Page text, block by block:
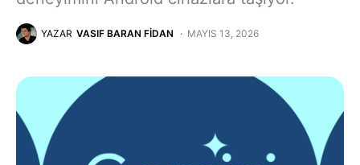
YAZAR VASIF BARAN FIDAN MAYIS 13, 2026